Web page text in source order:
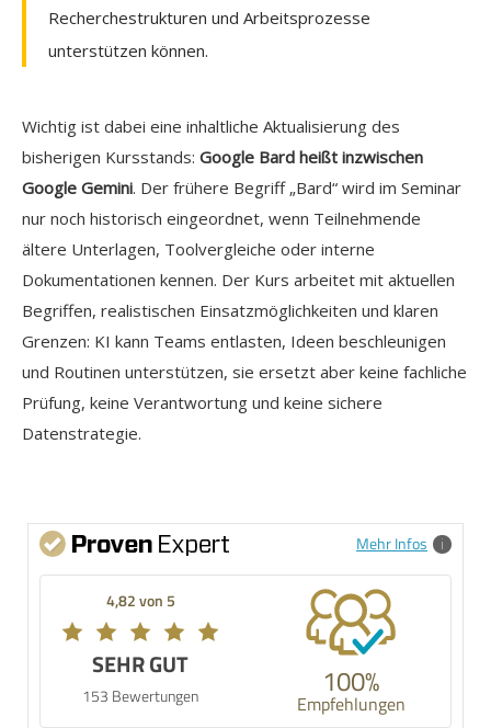
Recherchestrukturen und Arbeitsprozesse
unterstützen können.
Wichtig ist dabei eine inhaltliche Aktualisierung des
bisherigen Kursstands: Google Bard heißt inzwischen
Google Gemini. Der frühere Begriff „Bard“ wird im Seminar
nur noch historisch eingeordnet, wenn Teilnehmende
ältere Unterlagen, Toolvergleiche oder interne
Dokumentationen kennen. Der Kurs arbeitet mit aktuellen
Begriffen, realistischen Einsatzmöglichkeiten und klaren
Grenzen: KI kann Teams entlasten, Ideen beschleunigen
und Routinen unterstützen, sie ersetzt aber keine fachliche
Prüfung, keine Verantwortung und keine sichere
Datenstrategie.
Mehr Infos
4,82 von 5
SEHR GUT
153 Bewertungen 100%
Empfehlungen